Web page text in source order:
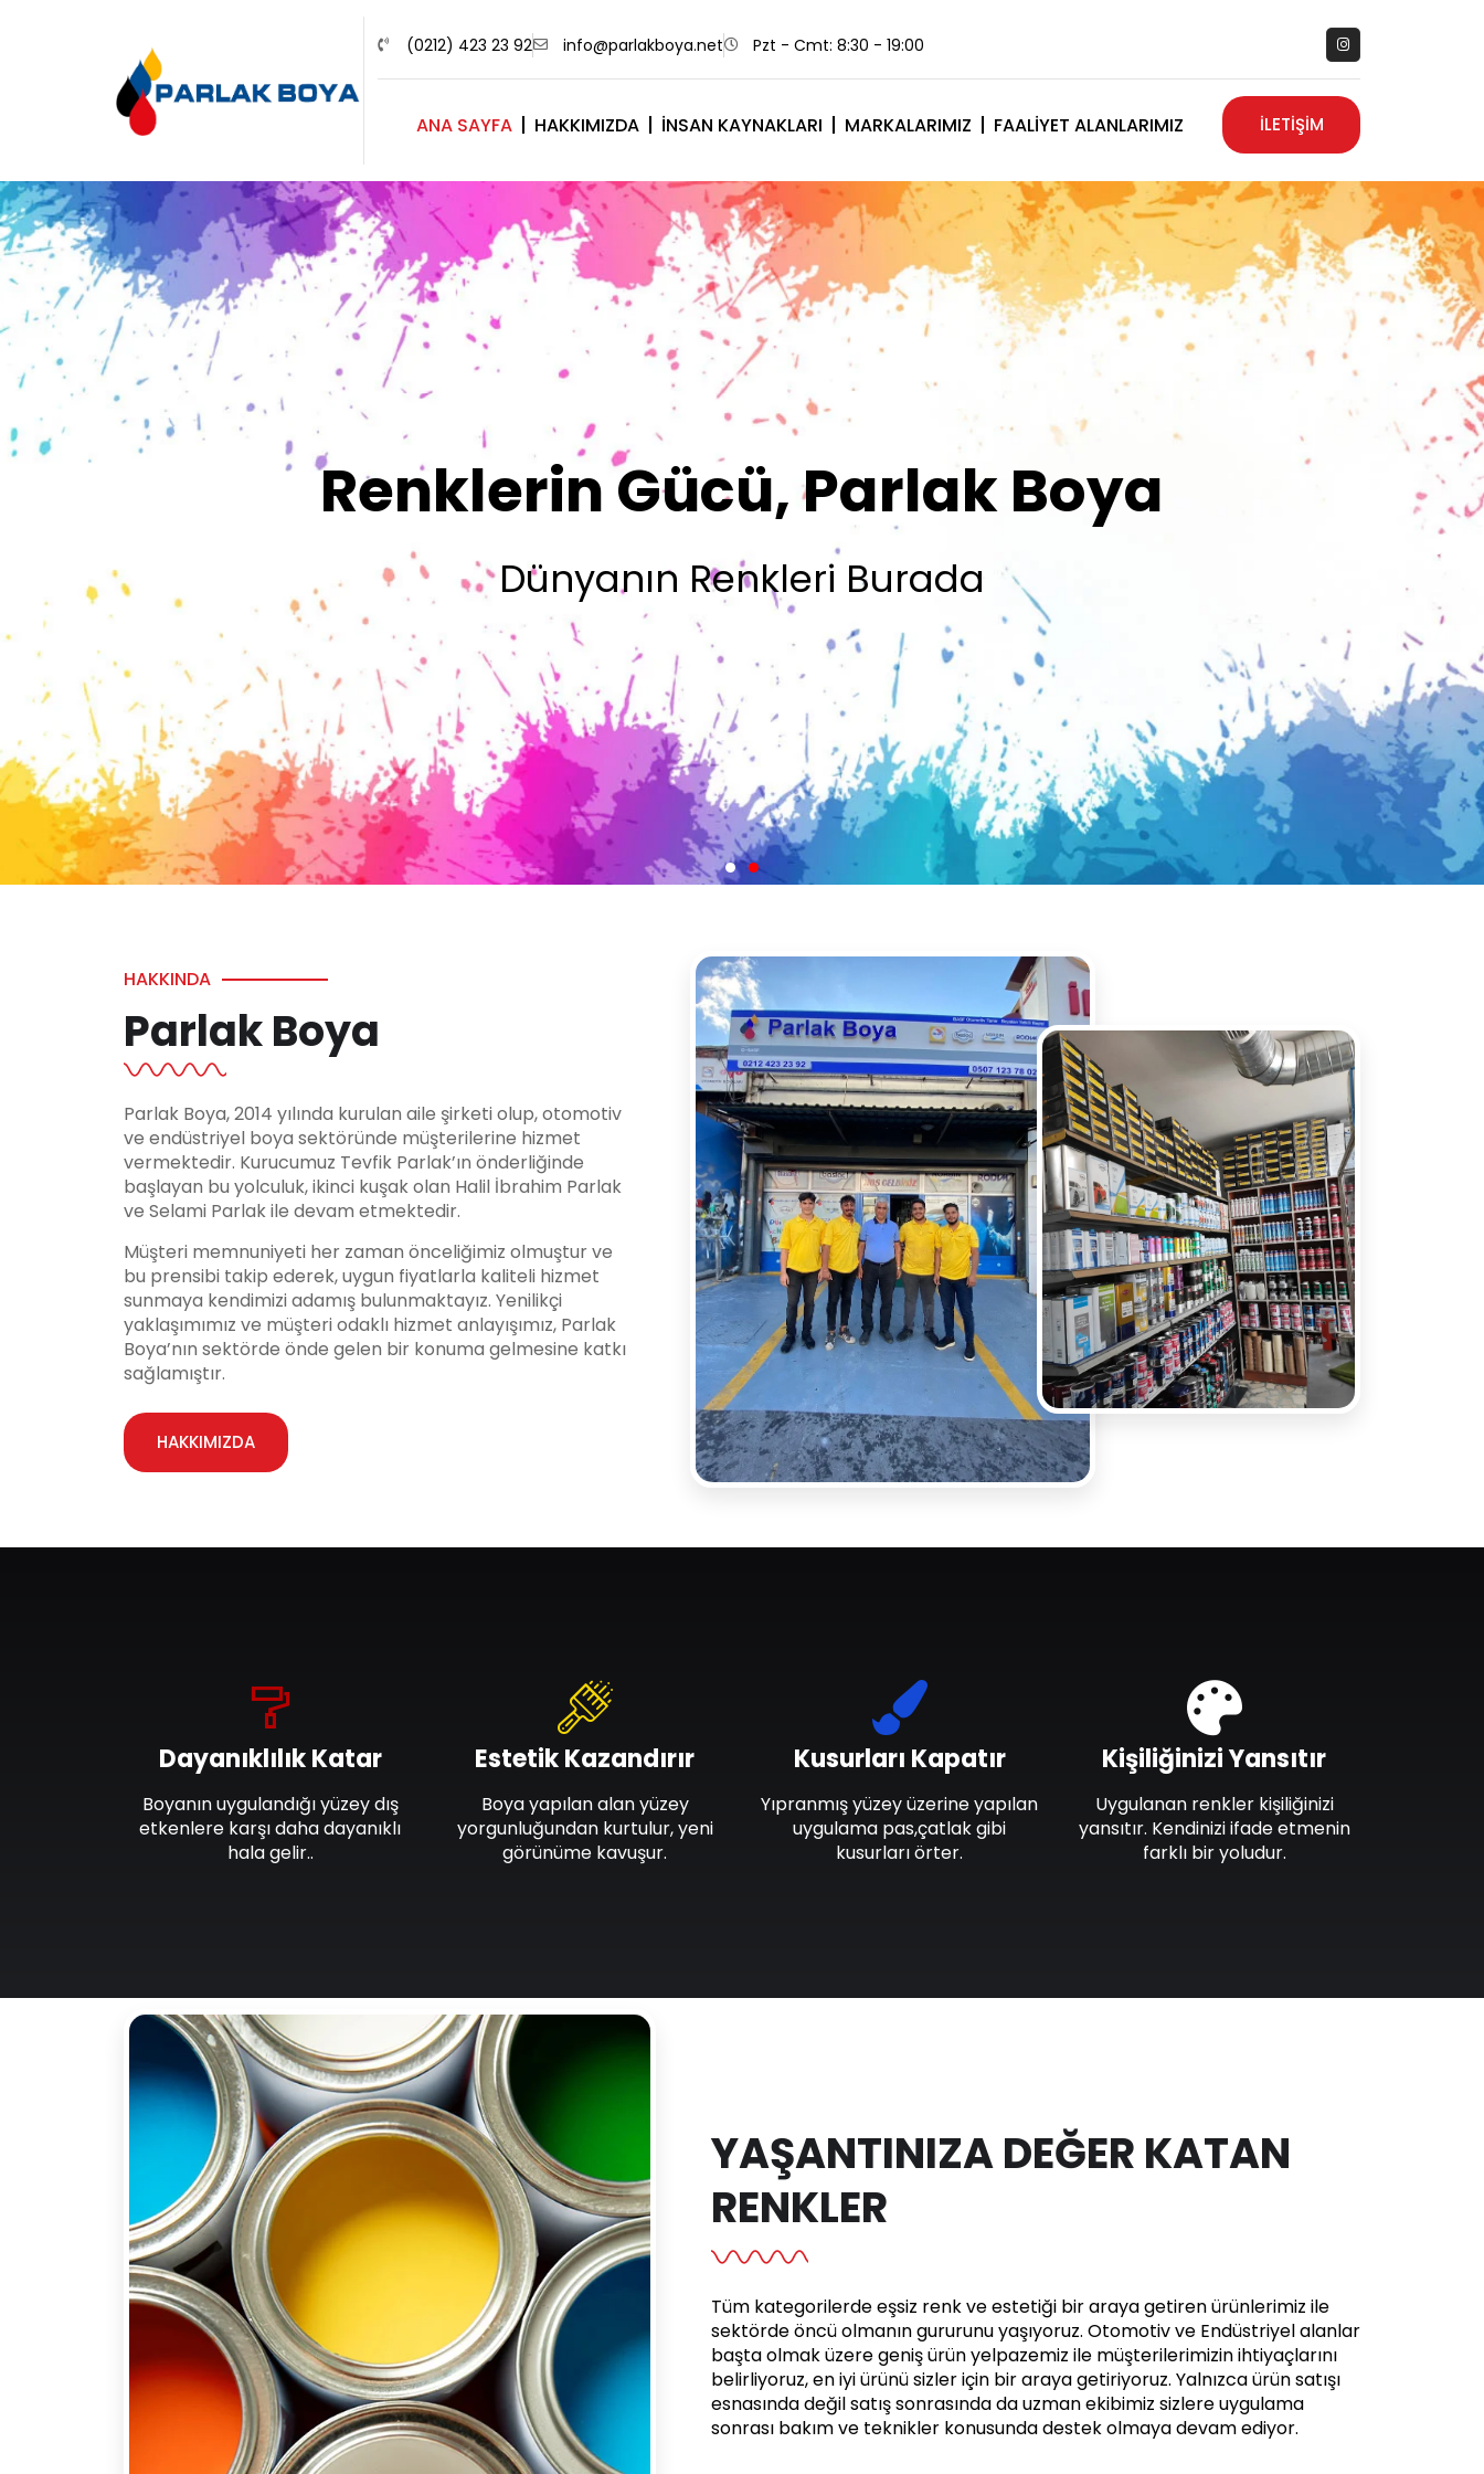
(0212) 423 23 92 info@parlakboya.net Pzt - Cmt: 8:30 - 19:00
ANA SAYFA HAKKIMIZDA İNSAN KAYNAKLARI MARKALARIMIZ FAALIYET ALANLARIMIZ İLETİŞİM
Renklerimiz Sizin İmzanız
Olsun
HAKKINDA
Parlak Boya
Parlak Boya, 2014 yılında kurulan aile şirketi olup, otomotiv
ve endüstriyel boya sektöründe müşterilerine hizmet
vermektedir. Kurucumuz Tevfik Parlak’ın önderliğinde
başlayan bu yolculuk, ikinci kuşak olan Halil İbrahim Parlak
ve Selami Parlak ile devam etmektedir.
Müşteri memnuniyeti her zaman önceliğimiz olmuştur ve
bu prensibi takip ederek, uygun fiyatlarla kaliteli hizmet
sunmaya kendimizi adamış bulunmaktayız. Yenilikçi
yaklaşımımız ve müşteri odaklı hizmet anlayışımız, Parlak
Boya’nın sektörde önde gelen bir konuma gelmesine katkı
sağlamıştır.
HAKKIMIZDA
Dayanıklılık Katar
Boyanın uygulandığı yüzey dış
etkenlere karşı daha dayanıklı
hala gelir..
Estetik Kazandırır
Boya yapılan alan yüzey
yorgunluğundan kurtulur, yeni
görünüme kavuşur.
Kusurları Kapatır
Yıpranmış yüzey üzerine yapılan
uygulama pas,çatlak gibi
kusurları örter.
Kişiliğinizi Yansıtır
Uygulanan renkler kişiliğinizi
yansıtır. Kendinizi ifade etmenin
farklı bir yoludur.
YAŞANTINIZA DEĞER KATAN
RENKLER
Tüm kategorilerde eşsiz renk ve estetiği bir araya getiren ürünlerimiz ile
sektörde öncü olmanın gururunu yaşıyoruz. Otomotiv ve Endüstriyel alanlar
başta olmak üzere geniş ürün yelpazemiz ile müşterilerimizin ihtiyaçlarını
belirliyoruz, en iyi ürünü sizler için bir araya getiriyoruz. Yalnızca ürün satışı
esnasında değil satış sonrasında da uzman ekibimiz sizlere uygulama
sonrası bakım ve teknikler konusunda destek olmaya devam ediyor.